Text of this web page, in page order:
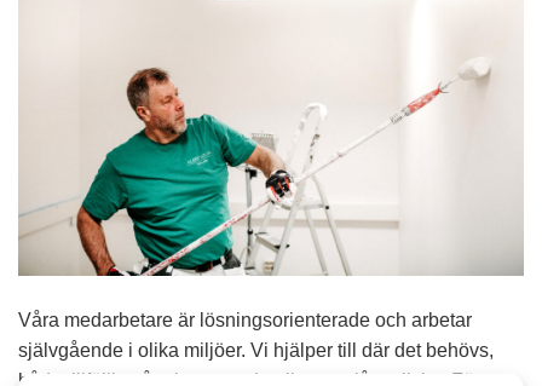
Våra medarbetare är lösningsorienterade och arbetar
självgående i olika miljöer. Vi hjälper till där det behövs,
både tillfälligt, återkommande eller mer långsiktigt. För oss